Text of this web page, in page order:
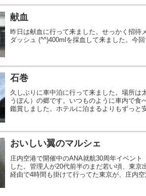
献血
昨日は献血に行って来ました。せっかく招待
ダッシュ (^^)400mlを採血して来ました。今
石巻
久しぶりに車中泊に行って来ました。場所は
うぼん）の郷です。いつものように車内で
鑑賞しました。ホテルに泊まるよりもずっと
おいしい翼のマルシェ
庄内空港で開催中のANA就航30周年イベント
した。管理人が20代前半のまだ若い頃、東
経由で4時間も掛けて行ってた東京が、庄内